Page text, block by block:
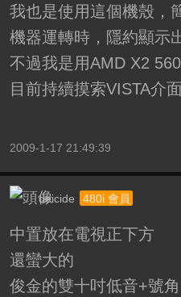
我也是使用這個機殼，
機器運轉時，隱約顯示
不過我是用AMD X2
目前持續摸索VISTA介面
2009-1-17 21:49:39
deicide 480i 會員
中置放在電視正下方
還蠻大的
俊金的雙十吋低音+號角